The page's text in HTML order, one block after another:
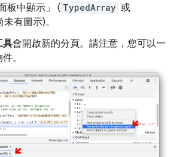
板中顯示」
( TypedArray 或
未有圖示)。
具會開啟新的分頁。請注意，您可以一
。